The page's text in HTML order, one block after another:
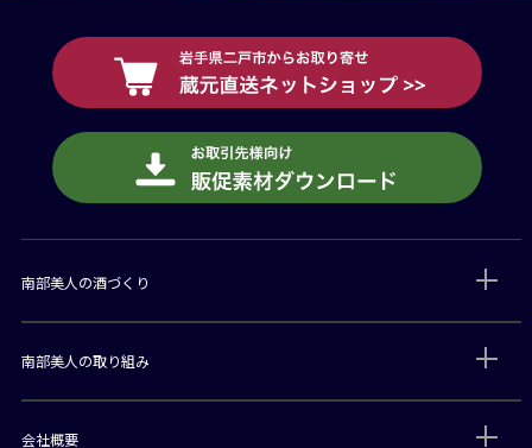
南部美人の酒づくり
南部美人の取り組み
会社概要